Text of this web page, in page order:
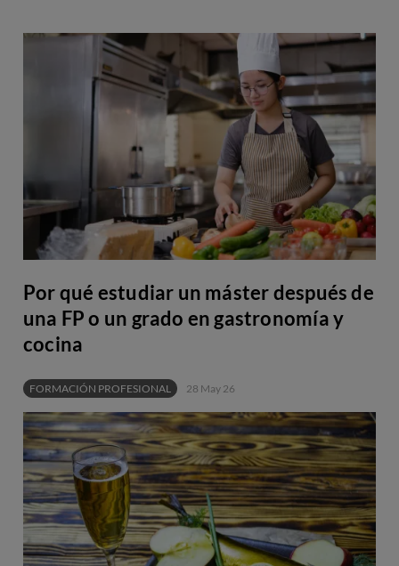
Por qué estudiar un máster después de
una FP o un grado en gastronomía y
cocina
FORMACIÓN PROFESIONAL 28 May 26